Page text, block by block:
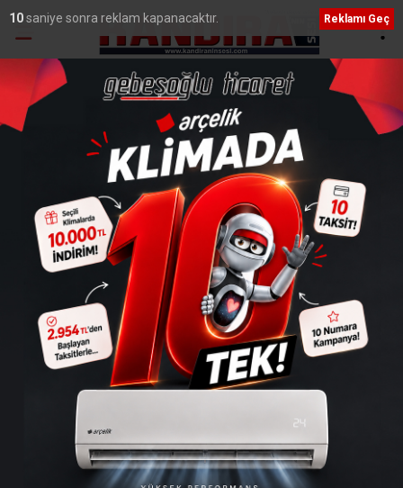
Ana Sayfa›Spor
Kandıra Gençlerbirliği
Belediyespor
Şampiyonluğunu İlan Etti
9saniye sonra reklam kapanacaktır. Reklamı Geç